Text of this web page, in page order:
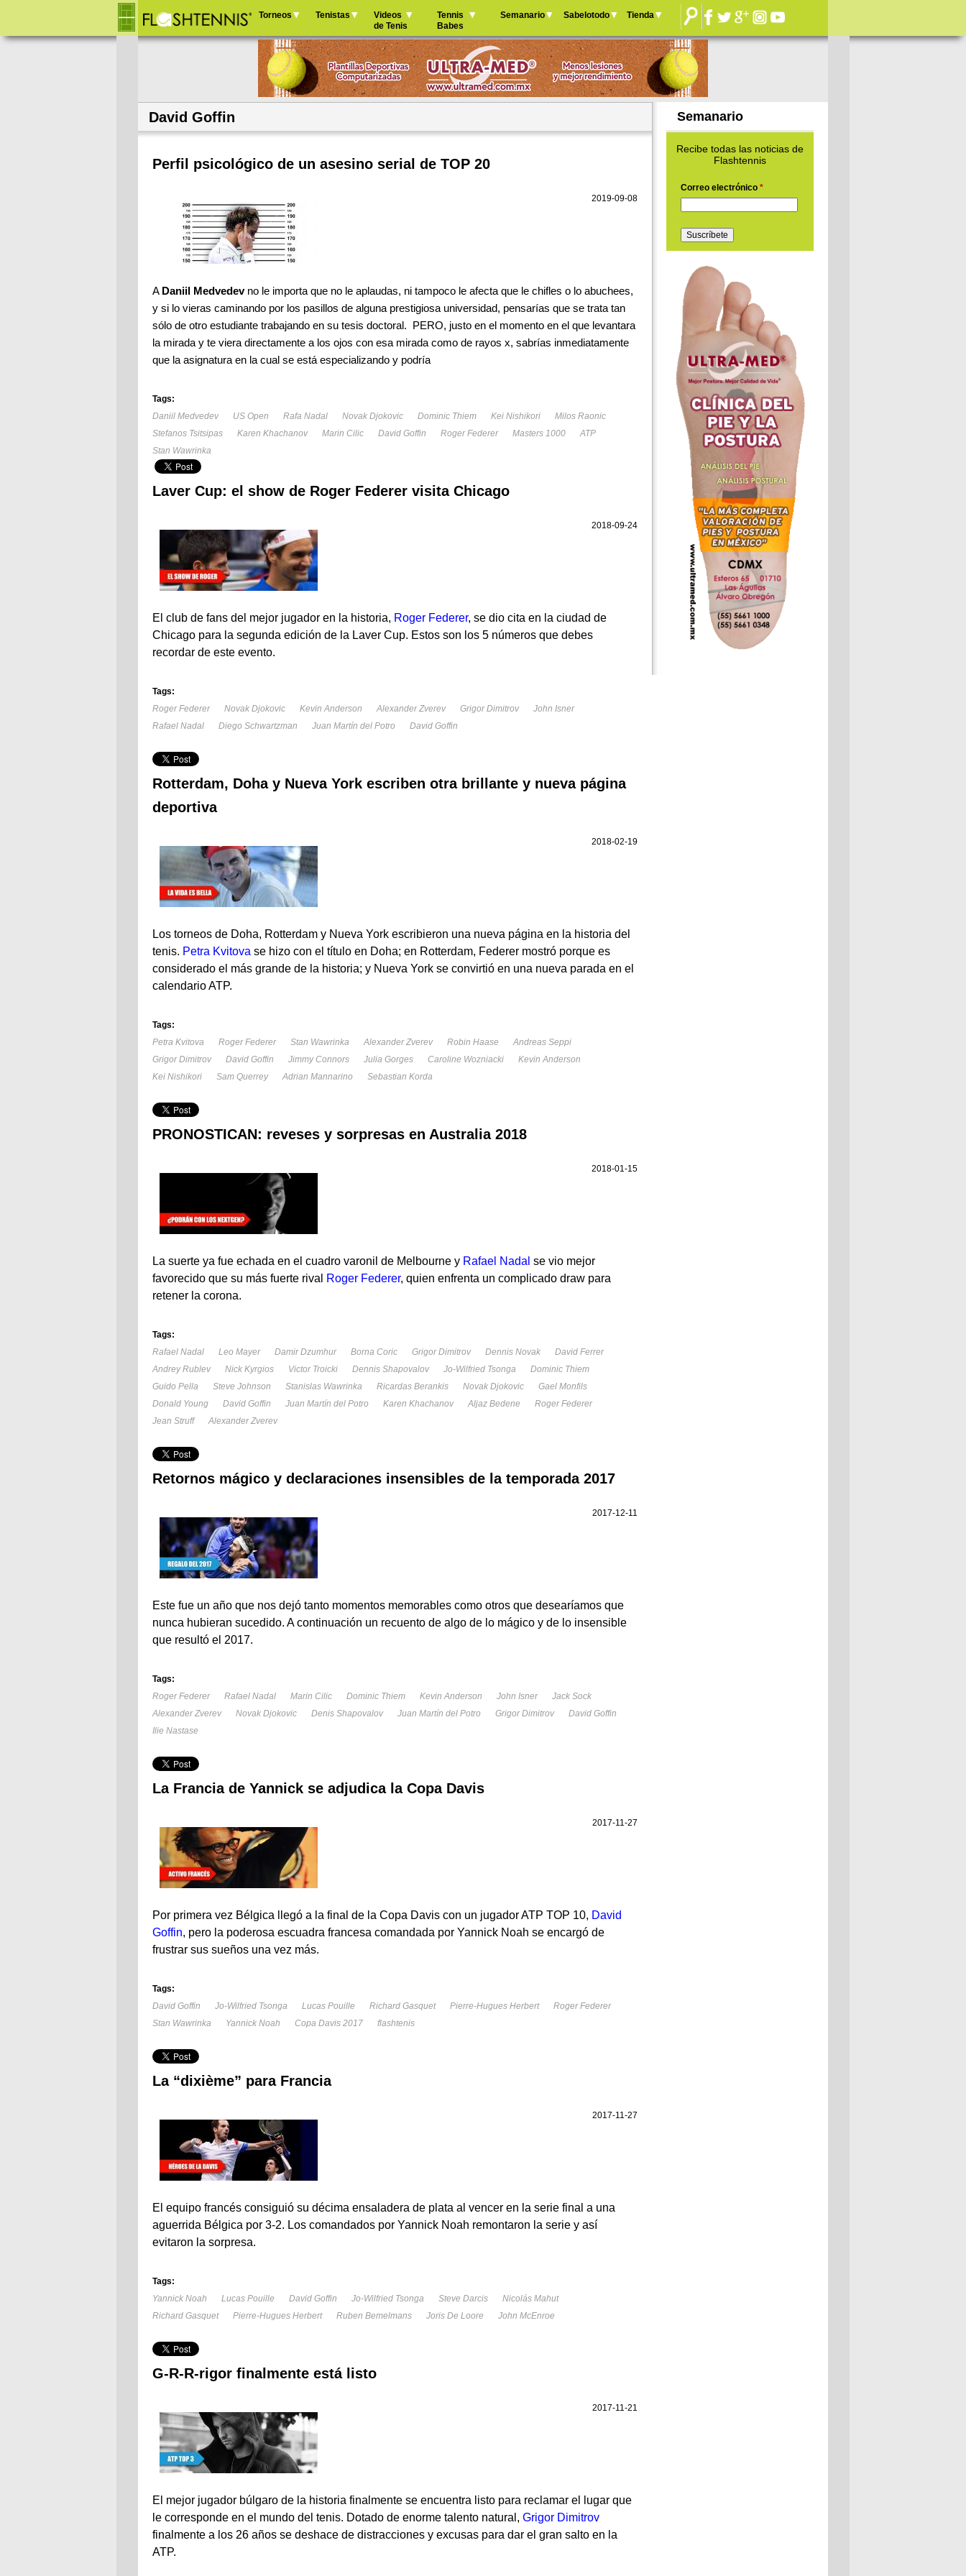
Jump to navigation
principal
Torneos Tenistas
Videos
de Tenis
Tennis
Babes
Semanario Sabelotodo Tienda
David Goffin
Perfil psicológico de un asesino serial de TOP 20
2019-09-08
A Daniil Medvedevno le importa que no le aplaudas, ni tampoco le afecta que le chifles o lo abuchees,
y si lo vieras caminando por los pasillos de alguna prestigiosa universidad, pensarías que se trata tan
sólo de otro estudiante trabajando en su tesis doctoral. PERO, justo en el momento en el que levantara
la mirada y te viera directamente a los ojos con esa mirada como de rayos x, sabrías inmediatamente
que la asignatura en la cual se está especializando y podría
Tags:
Daniil Medvedev
US Open Rafa Nadal Novak Djokovic Dominic Thiem Kei Nishikori
Milos Raonic
Stefanos Tsitsipas
Karen Khachanov Marin Cilic David Goffin Roger Federer Masters 1000
ATP
Stan Wawrinka
Laver Cup: el show de Roger Federer visita Chicago
2018-09-24
El club de fans del mejor jugador en la historia, Roger Federer, se dio cita en la ciudad de
Chicago para la segunda edición de la Laver Cup. Estos son los 5 números que debes
recordar de este evento.
Tags:
Roger Federer
Novak Djokovic Kevin Anderson Alexander Zverev Grigor Dimitrov
John Isner
Rafael Nadal
Diego Schwartzman Juan Martín del Potro David Goffin
Rotterdam, Doha y Nueva York escriben otra brillante y nueva página
deportiva
2018-02-19
Los torneos de Doha, Rotterdam y Nueva York escribieron una nueva página en la historia del
tenis. Petra Kvitova se hizo con el título en Doha; en Rotterdam, Federer mostró porque es
considerado el más grande de la historia; y Nueva York se convirtió en una nueva parada en el
calendario ATP.
Tags:
Petra Kvitova
Roger Federer Stan Wawrinka Alexander Zverev Robin Haase
Andreas Seppi
Grigor Dimitrov
David Goffin Jimmy Connors Julia Gorges Caroline Wozniacki
Kevin Anderson
Kei Nishikori
Sam Querrey Adrian Mannarino Sebastian Korda
PRONOSTICAN: reveses y sorpresas en Australia 2018
2018-01-15
La suerte ya fue echada en el cuadro varonil de Melbourne y Rafael Nadal se vio mejor
favorecido que su más fuerte rival
Roger Federer, quien enfrenta un complicado draw para
retener la corona.
Tags:
Rafael Nadal
Leo Mayer Damir Dzumhur Borna Coric Grigor Dimitrov Dennis Novak
David Ferrer
Andrey Rublev
Nick Kyrgios Victor Troicki Dennis Shapovalov Jo-Wilfried Tsonga
Dominic Thiem
Guido Pella
Steve Johnson Stanislas Wawrinka Ricardas Berankis Novak Djokovic
Gael Monfils
Donald Young
David Goffin Juan Martín del Potro Karen Khachanov Aljaz Bedene
Roger Federer
Jean Struff
Alexander Zverev
Retornos mágico y declaraciones insensibles de la temporada 2017
2017-12-11
Este fue un año que nos dejó tanto momentos memorables como otros que desearíamos que
nunca hubieran sucedido. A continuación un recuento de algo de lo mágico y de lo insensible
que resultó el 2017.
Tags:
Roger Federer
Rafael Nadal Marin Cilic Dominic Thiem Kevin Anderson John Isner
Jack Sock
Alexander Zverev
Novak Djokovic Denis Shapovalov Juan Martín del Potro Grigor Dimitrov
David Goffin
Ilie Nastase
La Francia de Yannick se adjudica la Copa Davis
2017-11-27
Por primera vez Bélgica llegó a la final de la Copa Davis con un jugador ATP TOP 10, David
Goffin, pero la poderosa escuadra francesa comandada por Yannick Noah se encargó de
frustrar sus sueños una vez más.
Tags:
David Goffin
Jo-Wilfried Tsonga Lucas Pouille Richard Gasquet Pierre-Hugues Herbert
Roger Federer
Stan Wawrinka
Yannick Noah Copa Davis 2017 flashtenis
La “dixième” para Francia
2017-11-27
El equipo francés consiguió su décima ensaladera de plata al vencer en la serie final a una
aguerrida Bélgica por 3-2. Los comandados por Yannick Noah remontaron la serie y así
evitaron la sorpresa.
Tags:
Yannick Noah
Lucas Pouille David Goffin Jo-Wilfried Tsonga Steve Darcis
Nicolás Mahut
Richard Gasquet
Pierre-Hugues Herbert Ruben Bemelmans Joris De Loore John McEnroe
G-R-R-rigor finalmente está listo
2017-11-21
El mejor jugador búlgaro de la historia finalmente se encuentra listo para reclamar el lugar que
le corresponde en el mundo del tenis. Dotado de enorme talento natural, Grigor Dimitrov
finalmente a los 26 años se deshace de distracciones y excusas para dar el gran salto en la
ATP.
Semanario
Recibe todas las noticias de
Flashtennis
Correo electrónico *